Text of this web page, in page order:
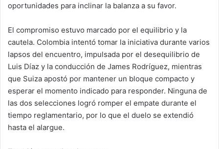
oportunidades para inclinar la balanza a su favor.
El compromiso estuvo marcado por el equilibrio y la
cautela. Colombia intentó tomar la iniciativa durante varios
lapsos del encuentro, impulsada por el desequilibrio de
Luis Díaz y la conducción de James Rodríguez, mientras
que Suiza apostó por mantener un bloque compacto y
esperar el momento indicado para responder. Ninguna de
las dos selecciones logró romper el empate durante el
tiempo reglamentario, por lo que el duelo se extendió
hasta el alargue.